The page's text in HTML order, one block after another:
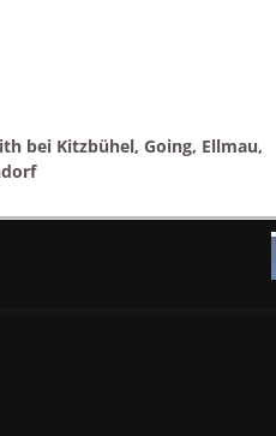
bei Kitzbühel, Going, Ellmau,